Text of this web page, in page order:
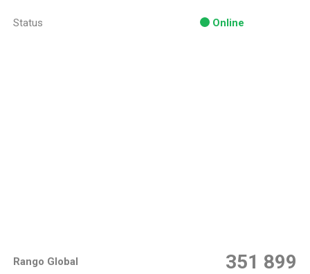
Status Online
Rango Global 351 899